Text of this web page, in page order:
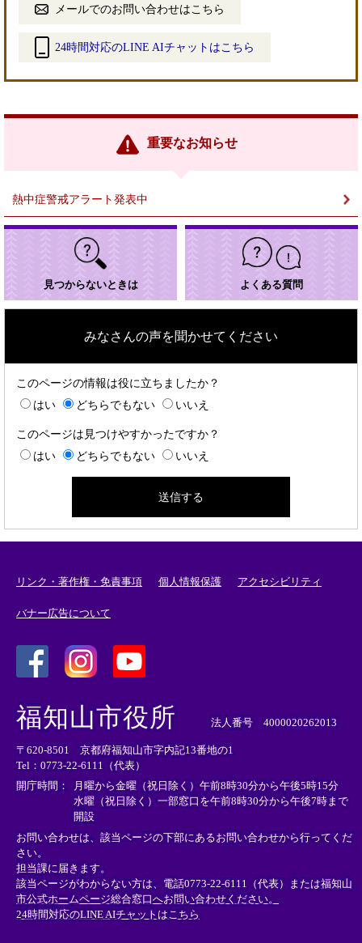
メールでのお問い合わせはこちら
24時間対応のLINE AIチャットはこちら
リ
重要なお知らせ
熱中症警戒アラート発表中
見つからないときは よくある質問
みなさんの声を聞かせてください
このページの情報は役に立ちましたか？
はい
どちらでもない いいえ
このページは見つけやすかったですか？
はい
どちらでもない いいえ
リンク・著作権・免責事項 個人情報保護 アクセシビリティ
バナー広告について
外
部
リ
ン
ク
＞
外
リ
ン
ク
＞
外
部
ン
ク
＞
福知山市役所 法人番号 4000020262013
〒620-8501 京都府福知山市字内記13番地の1
Tel：0773-22-6111（代表）
開庁時間：
月曜から金曜（祝日除く）午前8時30分から午後5時15分
水曜（祝日除く）一部窓口を午前8時30分から午後7時まで
開設
お問い合わせは、該当ページの下部にあるお問い合わせから行ってくだ
さい。
担当課に届きます。
該当ページがわからない方は、電話0773-22-6111（代表）または福知山
市公式ホームページ総合窓口へお問い合わせください。
24時間対応のLINE AIチャットはこちら